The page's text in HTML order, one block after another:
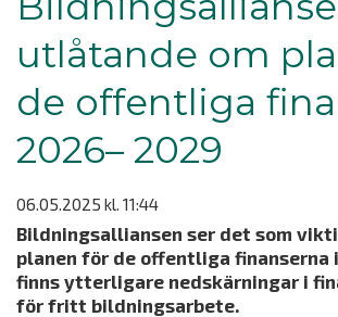
utlåtande om
de offentliga
2026– 2029
06.05.2025 kl. 11:44
Bildningsalliansen ser det som
planen för de offentliga finanserna
finns ytterligare nedskärningar i
för fritt bildningsarbete.